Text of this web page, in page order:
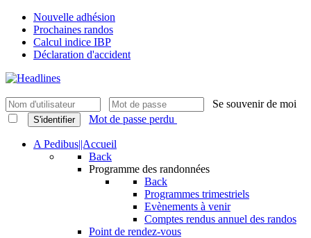
Nouvelle adhésion
Prochaines randos
Calcul indice IBP
Déclaration d'accident
Se souvenir de moi
S'identifier Mot de passe perdu
A Pedibus||Accueil
Back
Programme des randonnées
Back
Programmes trimestriels
Evènements à venir
Comptes rendus annuel des randos
Point de rendez-vous